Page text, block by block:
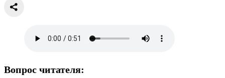
Вопрос читателя: